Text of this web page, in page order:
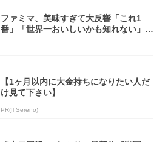
ファミマ、美味すぎて大反響「これ1
番」「世界一おいしいかも知れない」
【1ヶ月以内に大金持ちになりたい人だ
け見て下さい】
PR(Il Sereno)